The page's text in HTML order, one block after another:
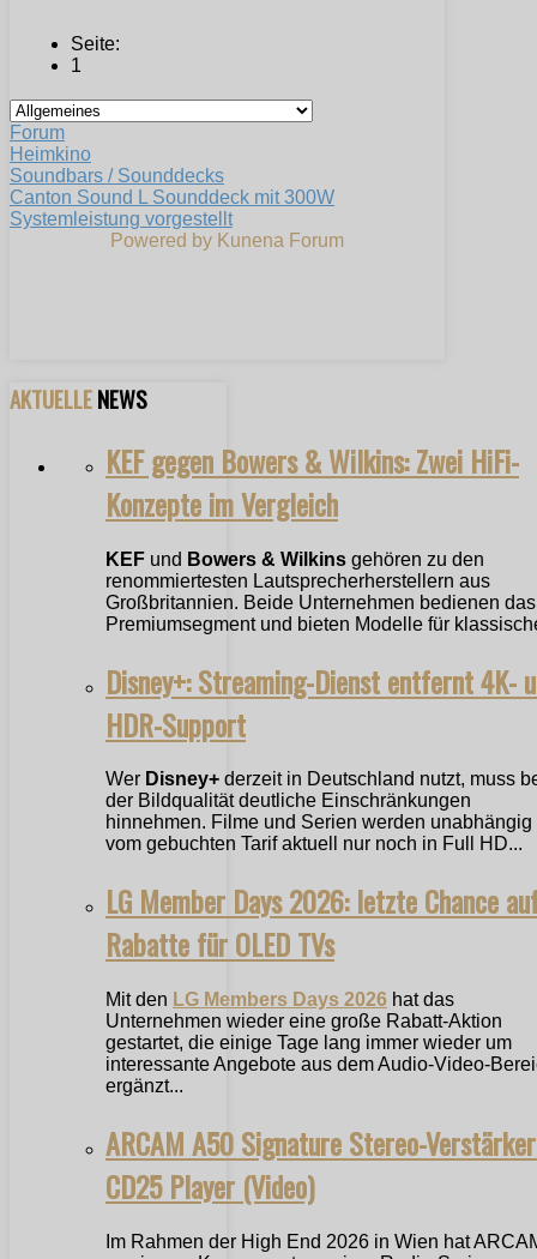
Seite:
1
Forum
Heimkino
Soundbars / Sounddecks
Canton Sound L Sounddeck mit 300W
Systemleistung vorgestellt
Powered by Kunena Forum
AKTUELLENEWS
KEF gegen Bowers & Wilkins: Zwei HiFi-
Konzepte im Vergleich
KEF und Bowers & Wilkins gehören zu den
renommiertesten Lautsprecherherstellern aus
Großbritannien. Beide Unternehmen bedienen das
Premiumsegment und bieten Modelle für
Disney+: Streaming-Dienst entfernt 4K-
HDR-Support
Wer Disney+ derzeit in Deutschland nutzt, muss
der Bildqualität deutliche Einschränkungen
hinnehmen. Filme und Serien werden unabhängig
vom gebuchten Tarif aktuell nur noch in Full HD...
LG Member Days 2026: letzte Chance
Rabatte für OLED TVs
Mit den LG Members Days 2026 hat das
Unternehmen wieder eine große Rabatt-Aktion
gestartet, die einige Tage lang immer wieder um
interessante Angebote aus dem Audio-Video-
ergänzt...
ARCAM A50 Signature Stereo-
CD25 Player (Video)
Im Rahmen der High End 2026 in Wien hat